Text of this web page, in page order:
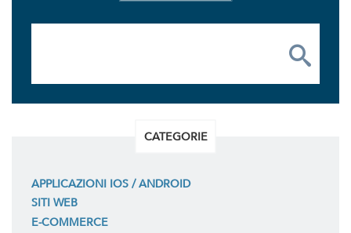
CATEGORIE
APPLICAZIONI IOS / ANDROID
SITI WEB
E-COMMERCE